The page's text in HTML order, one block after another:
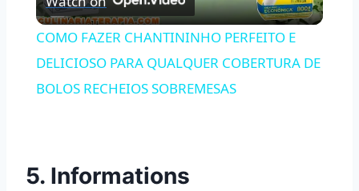
Video
COMO FAZER CHANTININHO PERFEITO E
DELICIOSO PARA QUALQUER COBERTURA DE
BOLOS RECHEIOS SOBREMESAS
5. Informations